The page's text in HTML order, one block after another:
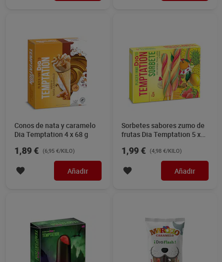
Conos de nata y caramelo
Dia Temptation 4 x 68 g
1,89 € (6,95 €/KILO)
Añadir
Sorbetes sabores zumo de
frutas Dia Temptation 5 x
1,99 € (4,98 €/KILO)
Añadir